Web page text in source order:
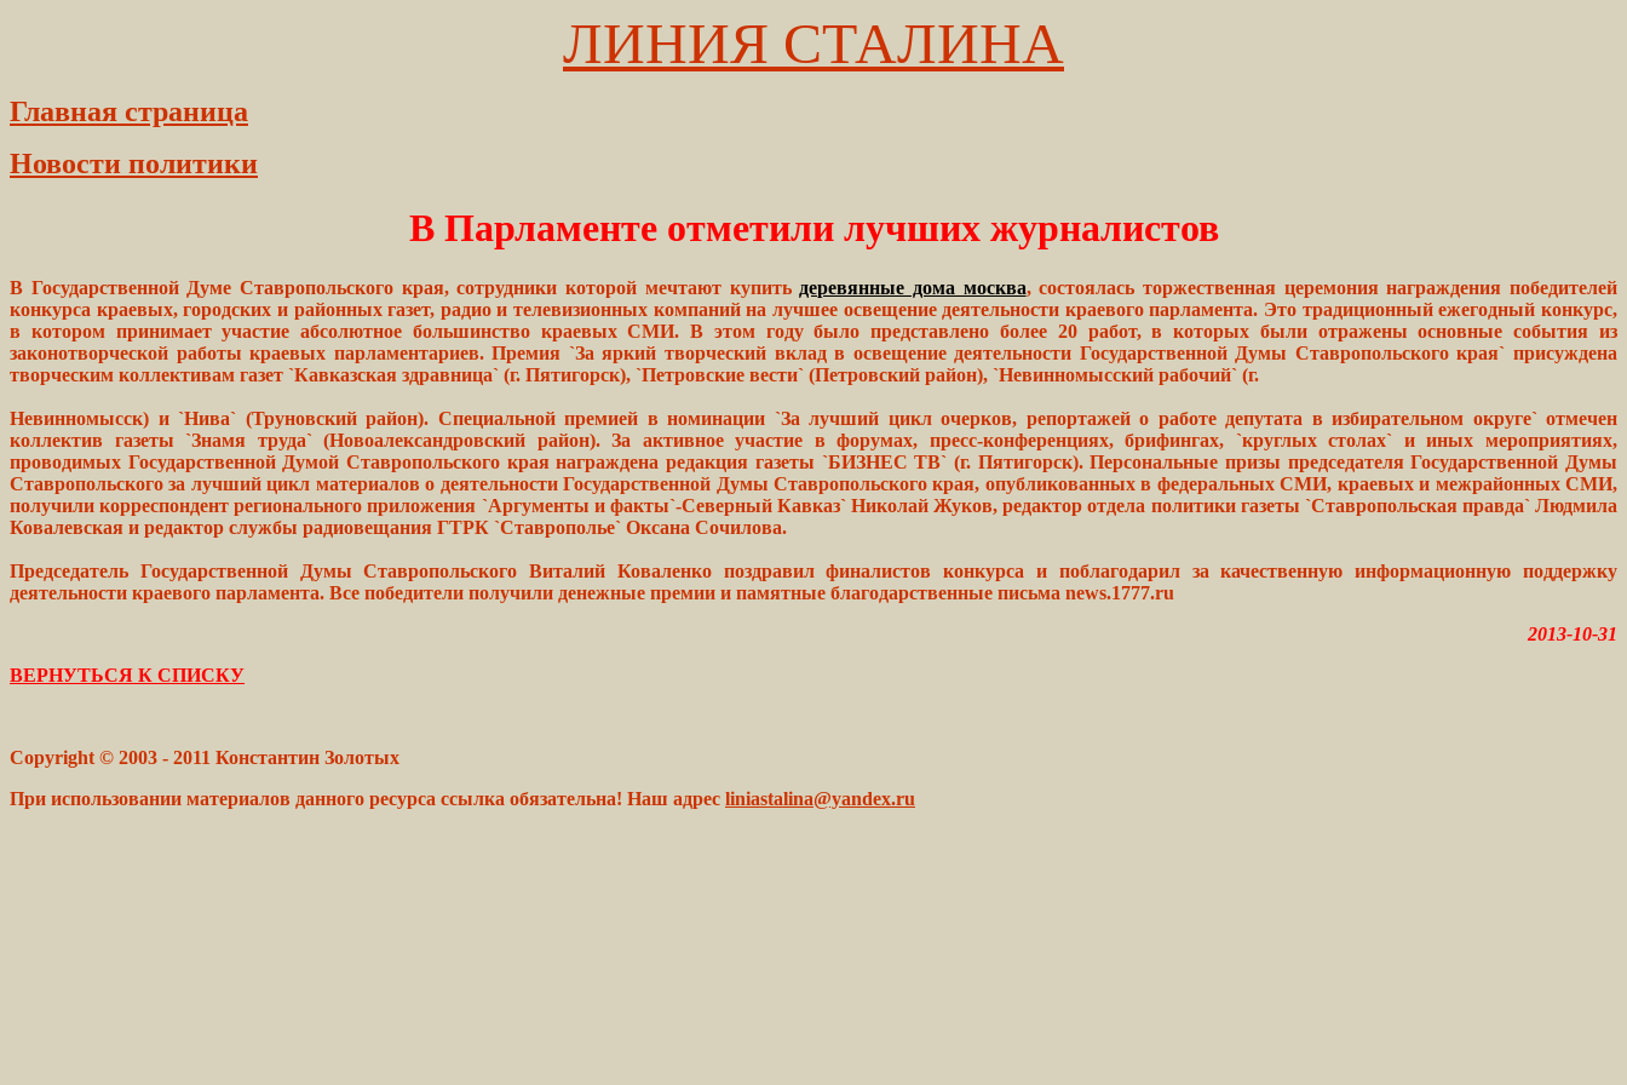
ЛИНИЯ СТАЛИНА
Главная страница
Новости политики
В Парламенте отметили лучших журналистов
В Государственной Думе Ставропольского края, сотрудники которой мечтают купить деревянные дома москва, состоялась торжественная церемония награждения победителей
конкурса краевых, городских и районных газет, радио и телевизионных компаний на лучшее освещение деятельности краевого парламента. Это традиционный ежегодный конкурс,
в котором принимает участие абсолютное большинство краевых СМИ. В этом году было представлено более 20 работ, в которых были отражены основные события из
законотворческой работы краевых парламентариев. Премия `За яркий творческий вклад в освещение деятельности Государственной Думы Ставропольского края` присуждена
творческим коллективам газет `Кавказская здравница` (г. Пятигорск), `Петровские вести` (Петровский район), `Невинномысский рабочий` (г.
Невинномысск) и `Нива` (Труновский район). Специальной премией в номинации `За лучший цикл очерков, репортажей о работе депутата в избирательном округе` отмечен
коллектив газеты `Знамя труда` (Новоалександровский район). За активное участие в форумах, пресс-конференциях, брифингах, `круглых столах` и иных мероприятиях,
проводимых Государственной Думой Ставропольского края награждена редакция газеты `БИЗНЕС ТВ` (г. Пятигорск). Персональные призы председателя Государственной Думы
Ставропольского за лучший цикл материалов о деятельности Государственной Думы Ставропольского края, опубликованных в федеральных СМИ, краевых и межрайонных СМИ,
получили корреспондент регионального приложения `Аргументы и факты`-Северный Кавказ` Николай Жуков, редактор отдела политики газеты `Ставропольская правда` Людмила
Ковалевская и редактор службы радиовещания ГТРК `Ставрополье` Оксана Сочилова.
Председатель Государственной Думы Ставропольского Виталий Коваленко поздравил финалистов конкурса и поблагодарил за качественную информационную поддержку
деятельности краевого парламента. Все победители получили денежные премии и памятные благодарственные письма news.1777.ru
2013-10-31
ВЕРНУТЬСЯ К СПИСКУ
Copyright © 2003 - 2011 Константин Золотых
При использовании материалов данного ресурса ссылка обязательна! Наш адрес liniastalina@yandex.ru